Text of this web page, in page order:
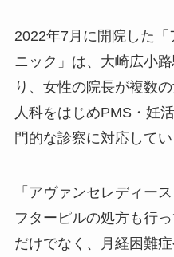
2022年7月に開院した
ニック」は、大崎広小
り、女性の院長が複数
人科をはじめPMS・妊
門的な診察に対応してい
「アヴァンセレディー
フターピルの処方も行
だけでなく、月経困難